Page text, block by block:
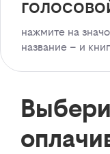
нажмите на
название – и